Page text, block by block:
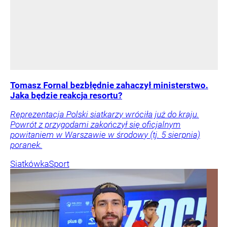
Tomasz Fornal bezbłędnie zahaczył ministerstwo.
Jaka będzie reakcja resortu?
Reprezentacja Polski siatkarzy wróciła już do kraju.
Powrót z przygodami zakończył się oficjalnym
powitaniem w Warszawie w środowy (tj. 5 sierpnia)
poranek.
SiatkówkaSport